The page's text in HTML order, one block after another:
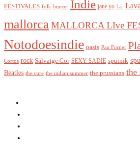
FESTIVALES folk hipster Indie jane yo l.a.
mallorca MALLORCA LIve
Notodoesindie oasis Pau Forner
Cortos rock Salvatge Cor SEXY SADIE sputnik
Beatles the cure the indian summer the prussians the